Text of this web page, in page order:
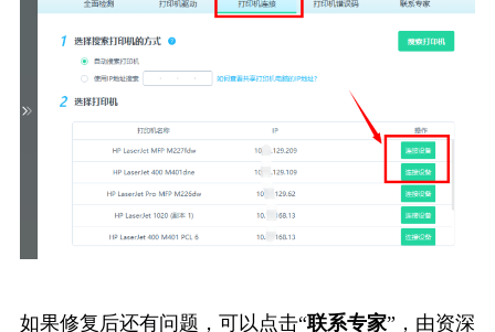
如果修复后还有问题，可以点击“联系专家”，由资深